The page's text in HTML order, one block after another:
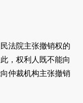
法院主张撤销权的
，权利人既不能向
仲裁机构主张撤销